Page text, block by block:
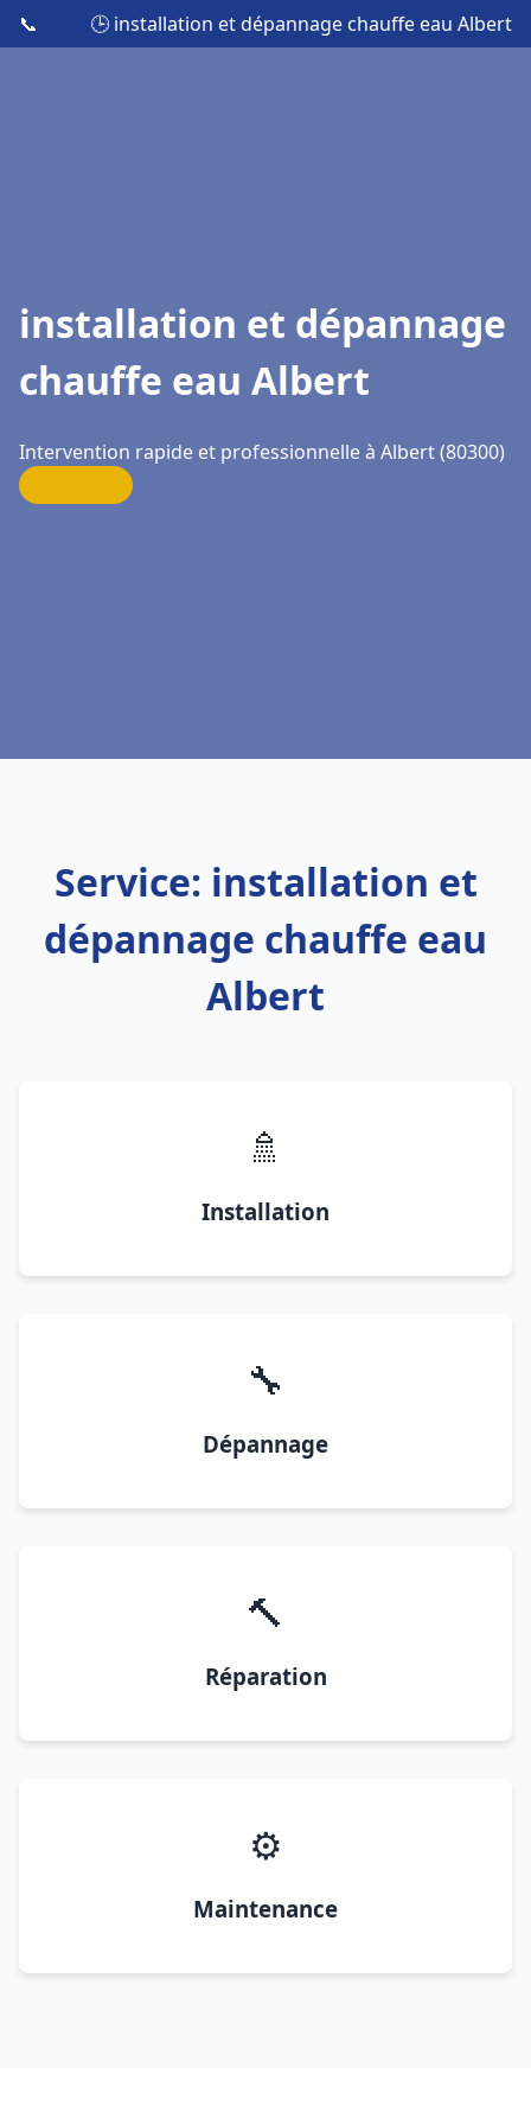
📞 🕒 installation et dépannage chauffe eau Albert
installation et dépannage
chauffe eau Albert
Intervention rapide et professionnelle à Albert (80300)
Service: installation et
dépannage chauffe eau
Albert
🚿
Installation
🔧
Dépannage
🔨
Réparation
⚙️
Maintenance